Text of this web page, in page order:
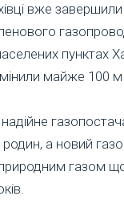
вже
пунктах
майже 100 м
а новий
природним газом